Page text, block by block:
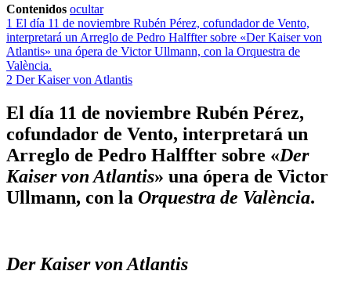
Contenidos ocultar
1 El día 11 de noviembre Rubén Pérez, cofundador de Vento,
interpretará un Arreglo de Pedro Halffter sobre «Der Kaiser von
Atlantis» una ópera de Victor Ullmann, con la Orquestra de
València.
2 Der Kaiser von Atlantis
El día 11 de noviembre Rubén Pérez,
cofundador de Vento, interpretará un
Arreglo de Pedro Halffter sobre «Der
Kaiser von Atlantis» una ópera de Victor
Ullmann, con la Orquestra de València.
Der Kaiser von Atlantis